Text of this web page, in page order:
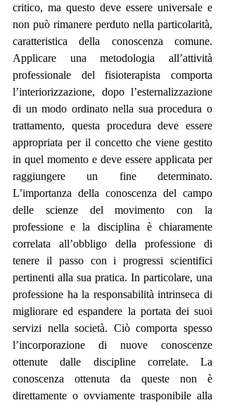
critico, ma questo deve essere universale e
non può rimanere perduto nella particolarità,
caratteristica della conoscenza comune.
Applicare una metodologia all’attività
professionale del fisioterapista comporta
l’interiorizzazione, dopo l’esternalizzazione
di un modo ordinato nella sua procedura o
trattamento, questa procedura deve essere
appropriata per il concetto che viene gestito
in quel momento e deve essere applicata per
raggiungere un fine determinato.
L’importanza della conoscenza del campo
delle scienze del movimento con la
professione e la disciplina è chiaramente
correlata all’obbligo della professione di
tenere il passo con i progressi scientifici
pertinenti alla sua pratica. In particolare, una
professione ha la responsabilità intrinseca di
migliorare ed espandere la portata dei suoi
servizi nella società. Ciò comporta spesso
l’incorporazione di nuove conoscenze
ottenute dalle discipline correlate. La
conoscenza ottenuta da queste non è
direttamente o ovviamente trasponibile alla